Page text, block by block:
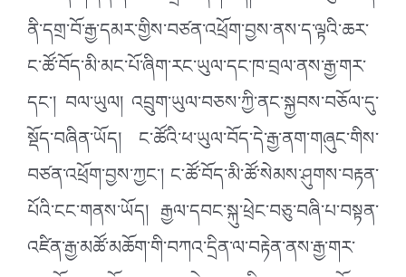
ནི་དགྲ་བོ་རྒྱ་དམར་གྱིས་བཙན་འཕྲོག་བྱས་ནས་ད་ལྟའི་ཆར་
ང་ཚོ་བོད་མི་མང་པོ་ཞིག་རང་ཡུལ་དང་ཁ་བྲལ་ནས་རྒྱ་གར་
དང་། བལ་ཡུལ། འབྲུག་ཡུལ་བཅས་ཀྱི་ནང་སྐྱབས་བཅོལ་དུ་
སྡོད་བཞིན་ཡོད། ང་ཚོའི་ཕ་ཡུལ་བོད་དེ་རྒྱ་ནག་གཞུང་གིས་
བཙན་འཕྲོག་བྱས་ཀྱང་། ང་ཚོ་བོད་མི་ཚོ་སེམས་ཤུགས་བརྟན་
པོའི་ངང་གནས་ཡོད། རྒྱལ་དབང་སྐུ་ཕྲེང་བཅུ་བཞི་པ་བསྟན་
འཛིན་རྒྱ་མཚོ་མཆོག་གི་བཀའ་དྲིན་ལ་བརྟེན་ནས་རྒྱ་གར་